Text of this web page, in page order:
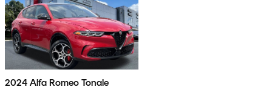
2024 Alfa Romeo Tonale